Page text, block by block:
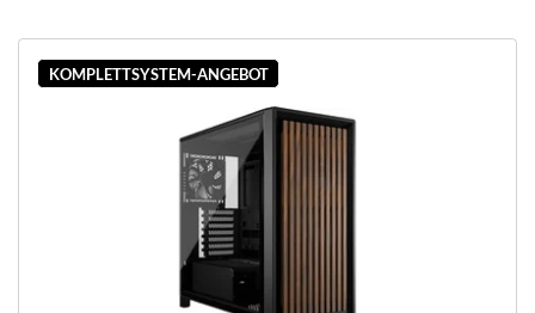
KOMPLETTSYSTEM-ANGEBOT